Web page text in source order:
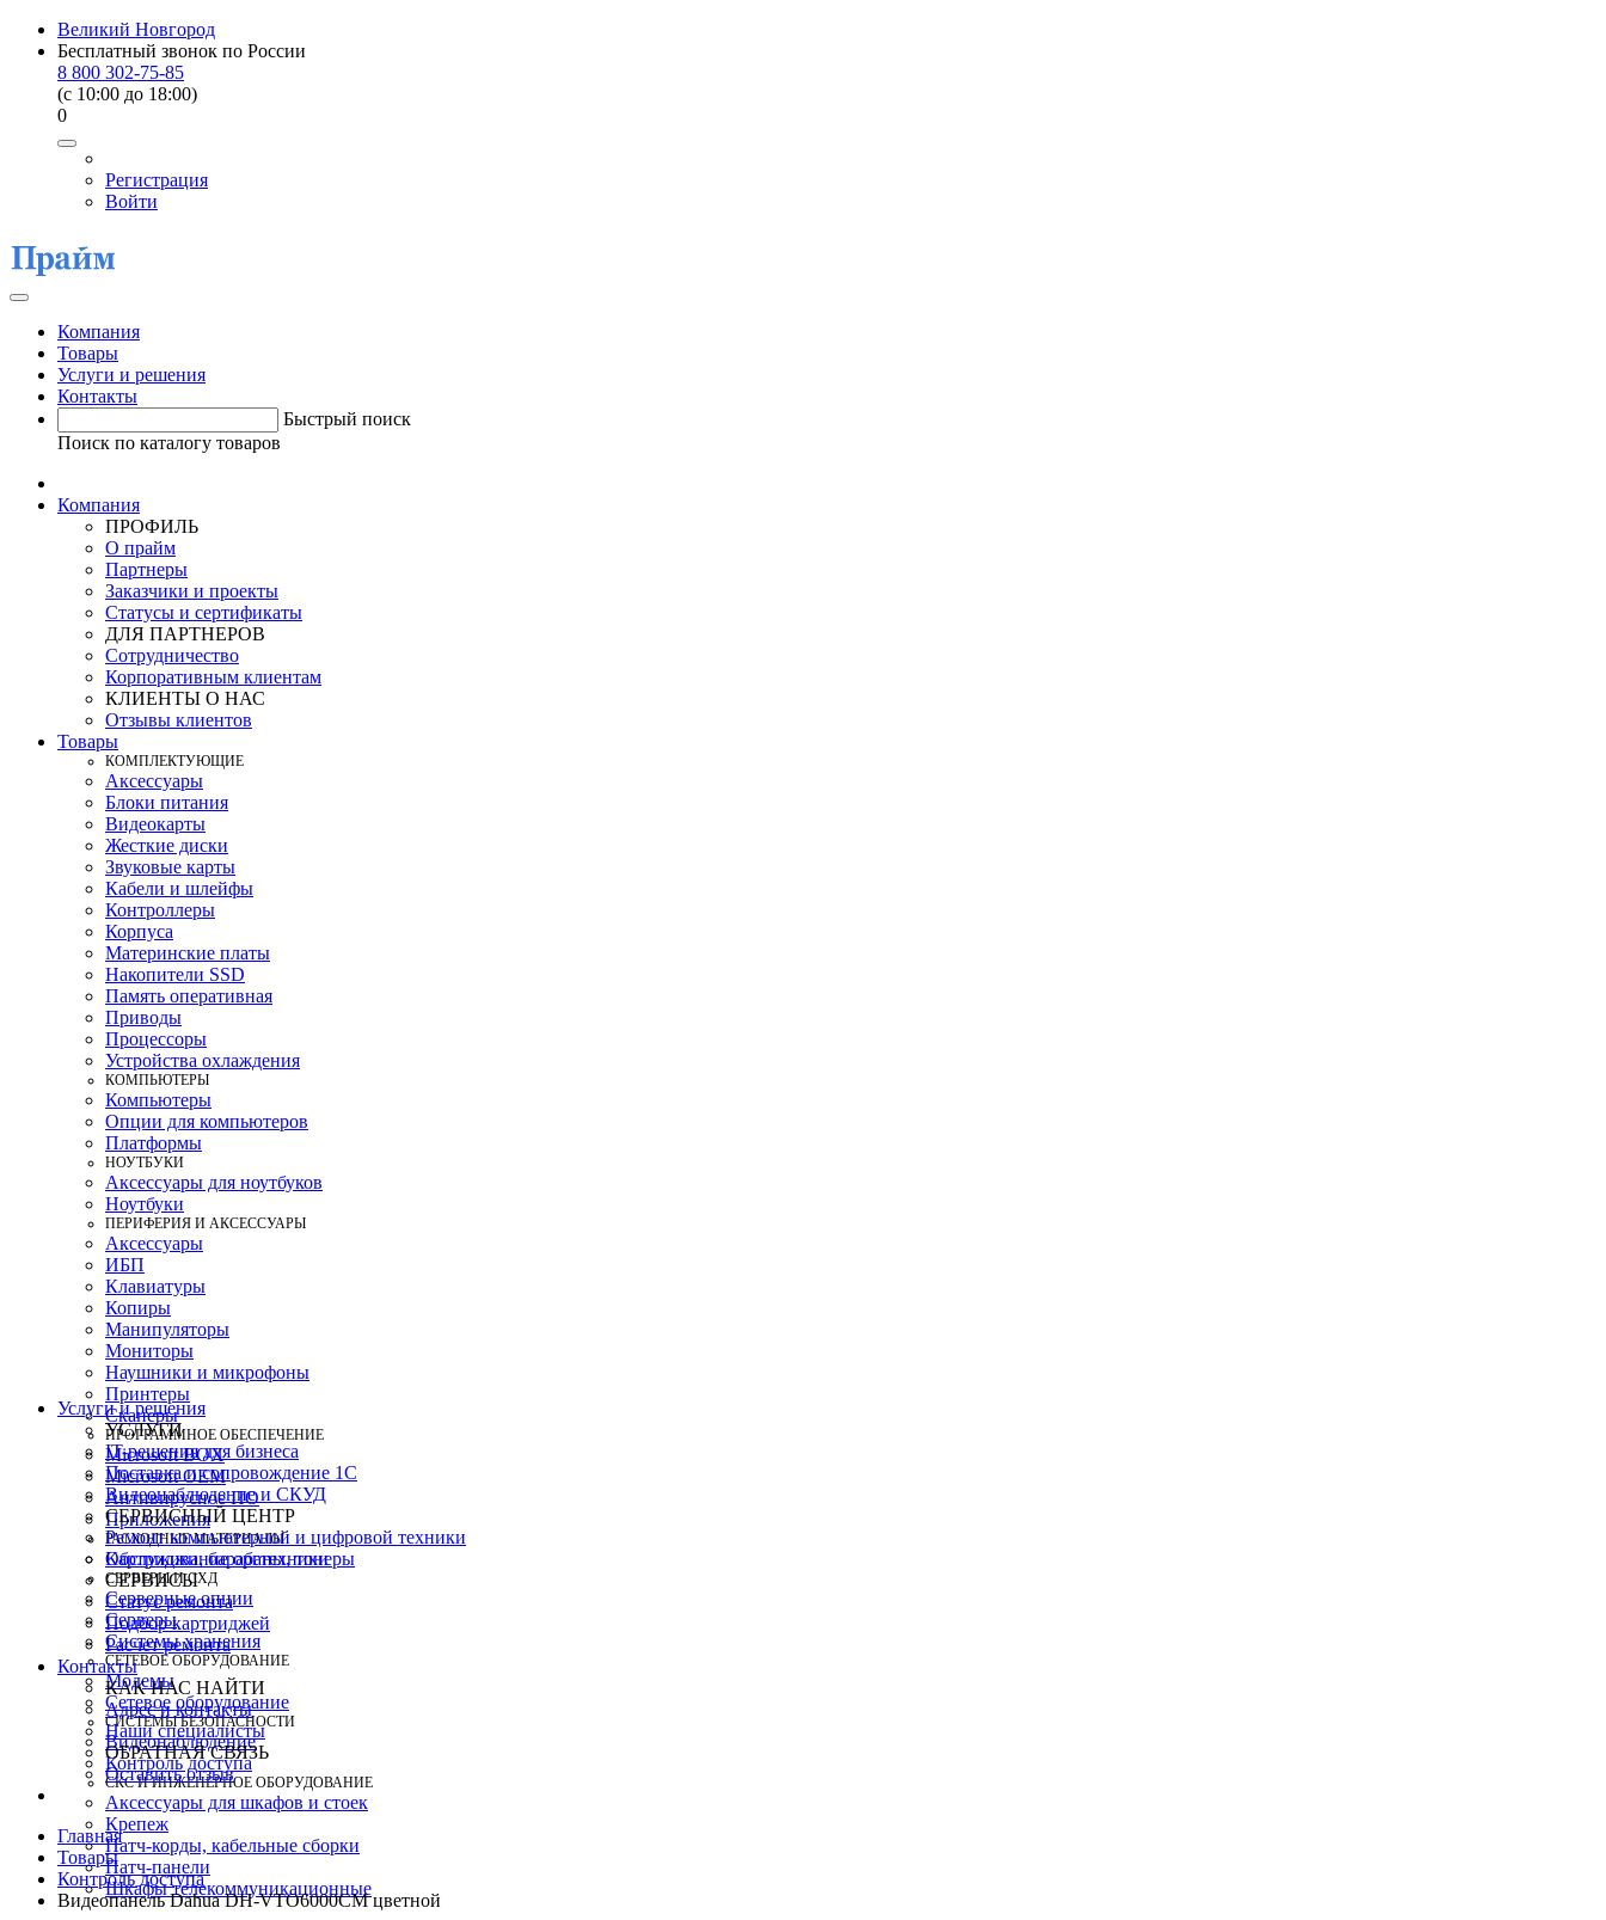
Великий Новгород
Бесплатный звонок по России
8 800 302-75-85
(c 10:00 до 18:00)
0
Регистрация
Войти
Компания
Товары
Услуги и решения
Контакты
Быстрый поиск
Поиск по каталогу товаров
Компания
ПРОФИЛЬ
О прайм
Партнеры
Заказчики и проекты
Статусы и сертификаты
ДЛЯ ПАРТНЕРОВ
Сотрудничество
Корпоративным клиентам
КЛИЕНТЫ О НАС
Отзывы клиентов
Товары
КOМПЛЕКТУЮЩИЕ
Аксессуары
Блоки питания
Видеокарты
Жесткие диски
Звуковые карты
Кабели и шлейфы
Контроллеры
Корпуса
Материнские платы
Накопители SSD
Память оперативная
Приводы
Процессоры
Устройства охлаждения
КОМПЬЮТЕРЫ
Компьютеры
Опции для компьютеров
Платформы
НОУТБУКИ
Аксессуары для ноутбуков
Ноутбуки
ПЕРИФЕРИЯ И АКСЕССУАРЫ
Аксессуары
ИБП
Клавиатуры
Копиры
Манипуляторы
Мониторы
Наушники и микрофоны
Принтеры
Сканеры
ПРОГРАММНОЕ ОБЕСПЕЧЕНИЕ
Microsoft BOX
Microsoft OEM
Антивирусное ПО
Приложения
РАСХОДНЫЕ МАТЕРИАЛЫ
Картриджи, барабаны, тонеры
СЕРВЕРЫ И СХД
Серверные опции
Серверы
Системы хранения
СЕТЕВОЕ ОБОРУДОВАНИЕ
Модемы
Сетевое оборудование
СИСТЕМЫ БЕЗОПАСНОСТИ
Видеонаблюдение
Контроль доступа
СКС И ИНЖЕНЕРНОЕ ОБОРУДОВАНИЕ
Аксессуары для шкафов и стоек
Крепеж
Патч-корды, кабельные сборки
Патч-панели
Шкафы телекоммуникационные
Услуги и решения
УСЛУГИ
IT-решения для бизнеса
Поставка и сопровождение 1C
Видеонаблюдение и СКУД
СЕРВИСНЫЙ ЦЕНТР
Ремонт компьютерной и цифровой техники
Обслуживание оргтехники
СЕРВИСЫ
Статус ремонта
Подбор картриджей
Расчет ремонта
Контакты
КАК НАС НАЙТИ
Адрес и контакты
Наши специалисты
ОБРАТНАЯ СВЯЗЬ
Оставить отзыв
Главная
Товары
Контроль доступа
Видеопанель Dahua DH-VTO6000CM цветной